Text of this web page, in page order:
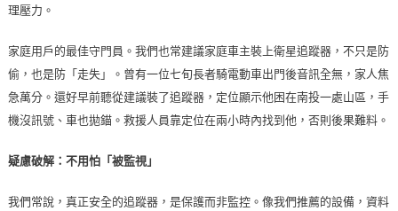
理壓力。
家庭用戶的最佳守門員。我們也常建議家庭車主裝上衛星追蹤器，不只是防
偷，也是防「走失」。曾有一位七旬長者騎電動車出門後音訊全無，家人焦
急萬分。還好早前聽從建議裝了追蹤器，定位顯示他困在南投一處山區，手
機沒訊號、車也拋錨。救援人員靠定位在兩小時內找到他，否則後果難料。
疑慮破解：不用怕「被監視」
我們常說，真正安全的追蹤器，是保護而非監控。像我們推薦的設備，資料